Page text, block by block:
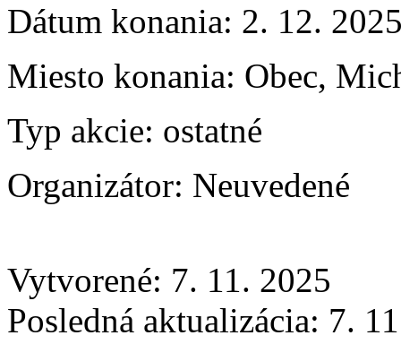
Dátum konania: 2. 12.
Miesto konania: Obec,
Typ akcie: ostatné
Organizátor: Neuvedené
Vytvorené: 7. 11. 2025
Posledná aktualizácia: 7.